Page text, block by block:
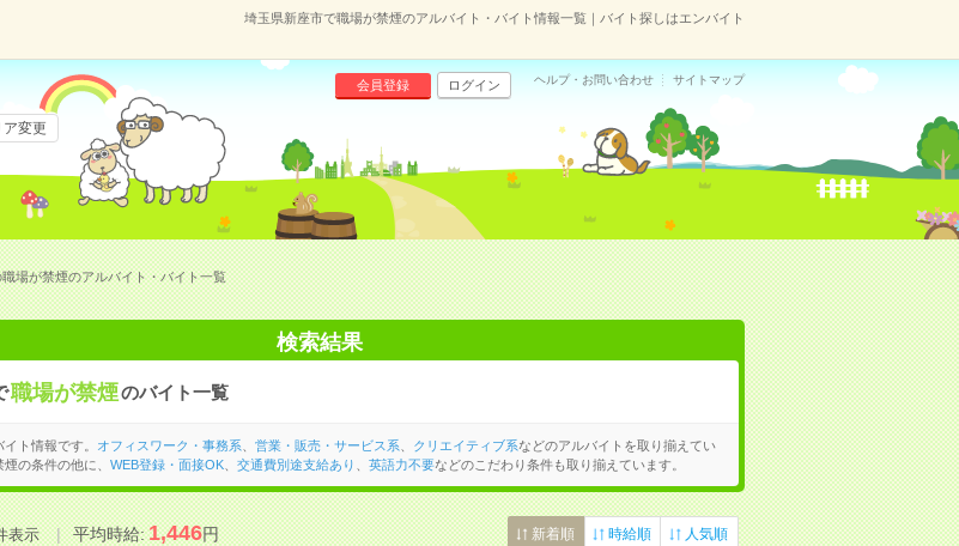
埼玉県新座市で職場が禁煙のアルバイト・バイト情報一覧｜バイト探しはエンバイト
会員登録 ログイン ヘルプ・お問い合わせ サイトマップ
ア変更
場が禁煙のアルバイト・バイト一覧
検索結果
職場が禁煙のバイト一覧
ト情報です。 オフィスワーク・事務系 営業・販売・サービス系 クリエイティブ系などのアルバイトを取り揃えてい
の条件の他に、 WEB登録・面接OK、 交通費別途支給あり 英語力不要などのこだわり条件も取り揃えています。
表示 平均時給:1,446円 新着順 時給順 人気順